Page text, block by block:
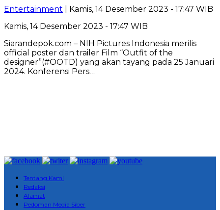
Entertainment | Kamis, 14 Desember 2023 - 17:47 WIB
Kamis, 14 Desember 2023 - 17:47 WIB
Siarandepok.com – NIH Pictures Indonesia merilis
official poster dan trailer Film “Outfit of the
designer”(#OOTD) yang akan tayang pada 25 Januari
2024. Konferensi Pers…
Tentang Kami
Redaksi
Alamat
Pedoman Media Siber